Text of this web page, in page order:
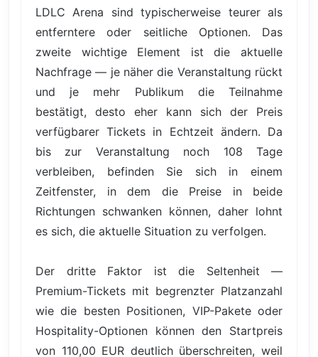
LDLC Arena sind typischerweise teurer als
entferntere oder seitliche Optionen. Das
zweite wichtige Element ist die aktuelle
Nachfrage — je näher die Veranstaltung rückt
und je mehr Publikum die Teilnahme
bestätigt, desto eher kann sich der Preis
verfügbarer Tickets in Echtzeit ändern. Da
bis zur Veranstaltung noch 108 Tage
verbleiben, befinden Sie sich in einem
Zeitfenster, in dem die Preise in beide
Richtungen schwanken können, daher lohnt
es sich, die aktuelle Situation zu verfolgen.
Der dritte Faktor ist die Seltenheit —
Premium-Tickets mit begrenzter Platzanzahl
wie die besten Positionen, VIP-Pakete oder
Hospitality-Optionen können den Startpreis
von 110,00 EUR deutlich überschreiten, weil